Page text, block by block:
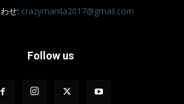
せ: crazymanila2017@gmail.com
Follow us